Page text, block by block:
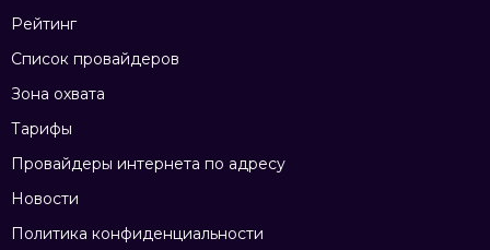
Рейтинг
Список провайдеров
Зона охвата
Тарифы
Провайдеры интернета по адресу
Новости
Политика конфиденциальности